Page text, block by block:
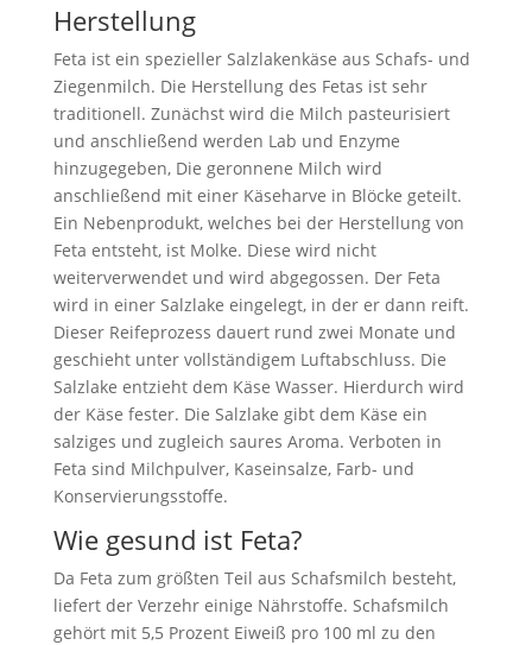
Herstellung
Feta ist ein spezieller Salzlakenkäse aus Schafs- und
Ziegenmilch. Die Herstellung des Fetas ist sehr
traditionell. Zunächst wird die Milch pasteurisiert
und anschließend werden Lab und Enzyme
hinzugegeben, Die geronnene Milch wird
anschließend mit einer Käseharve in Blöcke geteilt.
Ein Nebenprodukt, welches bei der Herstellung von
Feta entsteht, ist Molke. Diese wird nicht
weiterverwendet und wird abgegossen. Der Feta
wird in einer Salzlake eingelegt, in der er dann reift.
Dieser Reifeprozess dauert rund zwei Monate und
geschieht unter vollständigem Luftabschluss. Die
Salzlake entzieht dem Käse Wasser. Hierdurch wird
der Käse fester. Die Salzlake gibt dem Käse ein
salziges und zugleich saures Aroma. Verboten in
Feta sind Milchpulver, Kaseinsalze, Farb- und
Konservierungsstoffe.
Wie gesund ist Feta?
Da Feta zum größten Teil aus Schafsmilch besteht,
liefert der Verzehr einige Nährstoffe. Schafsmilch
gehört mit 5,5 Prozent Eiweiß pro 100 ml zu den